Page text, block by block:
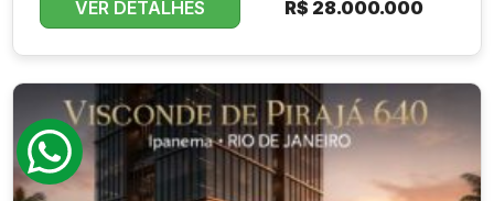
VER DETALHES R$ 28.000.000